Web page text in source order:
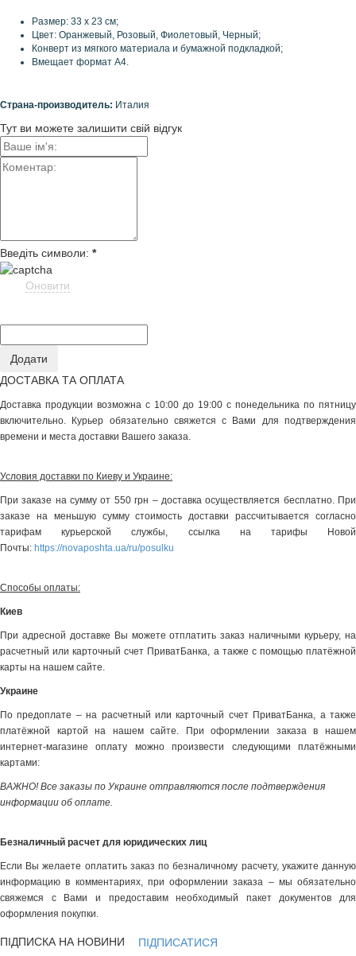
Размер: 33 x 23 см;
Цвет: Оранжевый, Розовый, Фиолетовый, Черный;
Конверт из мягкого материала и бумажной подкладкой;
Вмещает формат А4.
Страна-производитель: Италия
Тут ви можете залишити свій відгук
Введіть символи: *
Оновити
ДОСТАВКА ТА ОПЛАТА
Доставка продукции возможна с 10:00 до 19:00 с понедельника по пятницу
включительно. Курьер обязательно свяжется с Вами для подтверждения
времени и места доставки Вашего заказа.
Условия доставки по Киеву и Украине:
При заказе на сумму от 550 грн – доставка осуществляется бесплатно. При
заказе на меньшую сумму стоимость доставки рассчитывается согласно
тарифам курьерской службы, ссылка на тарифы Новой
Почты: https://novaposhta.ua/ru/posulku
Способы оплаты:
Киев
При адресной доставке Вы можете отплатить заказ наличными курьеру, на
расчетный или карточный счет ПриватБанка, а также с помощью платёжной
карты на нашем сайте.
Украине
По предоплате – на расчетный или карточный счет ПриватБанка, а также
платёжной картой на нашем сайте. При оформлении заказа в нашем
интернет-магазине оплату можно произвести следующими платёжными
картами:
ВАЖНО! Все заказы по Украине отправляются после подтверждения
информации об оплате.
Безналичный расчет для юридических лиц
Если Вы желаете оплатить заказ по безналичному расчету, укажите данную
информацию в комментариях, при оформлении заказа – мы обязательно
свяжемся с Вами и предоставим необходимый пакет документов для
оформления покупки.
ПІДПИСКА НА НОВИНИ ПІДПИСАТИСЯ